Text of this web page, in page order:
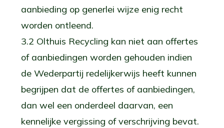
aanbieding op generlei wijze enig recht
worden ontleend.
3.2 Olthuis Recycling kan niet aan offertes
of aanbiedingen worden gehouden indien
de Wederpartij redelijkerwijs heeft kunnen
begrijpen dat de offertes of aanbiedingen,
dan wel een onderdeel daarvan, een
kennelijke vergissing of verschrijving bevat.